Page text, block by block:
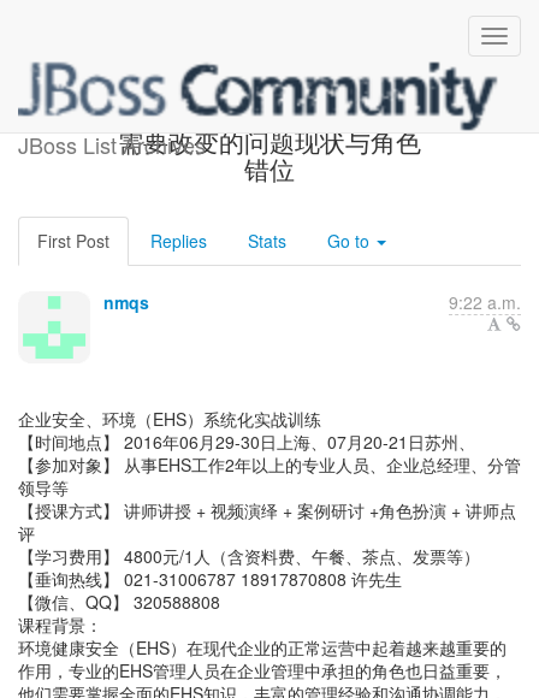
JBoss List Archives
jbug-leaders:EHS专业人员
需要改变的问题现状与角色
错位
First Post Replies Stats Go to
nmqs 9:22 a.m.
企业安全、环境（EHS）系统化实战训练
【时间地点】 2016年06月29-30日上海、07月20-21日苏州、
【参加对象】 从事EHS工作2年以上的专业人员、企业总经理、分管
领导等
【授课方式】 讲师讲授 + 视频演绎 + 案例研讨 +角色扮演 + 讲师点
评
【学习费用】 4800元/1人（含资料费、午餐、茶点、发票等）
【垂询热线】 021-31006787 18917870808 许先生
【微信、QQ】 320588808
课程背景：
环境健康安全（EHS）在现代企业的正常运营中起着越来越重要的
作用，专业的EHS管理人员在企业管理中承担的角色也日益重要，
他们需要掌握全面的EHS知识，丰富的管理经验和沟通协调能力，